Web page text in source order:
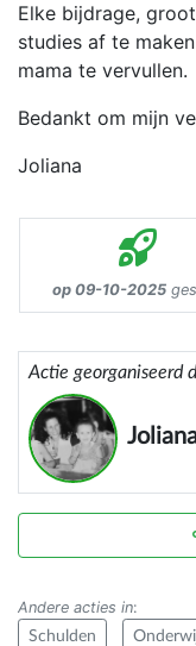
Elke bijdrage,
studies af te
mama te vervullen.
Bedankt om mijn
Joliana
op 09-10-2025
Actie georganiseerd
Andere acties in:
Schulden